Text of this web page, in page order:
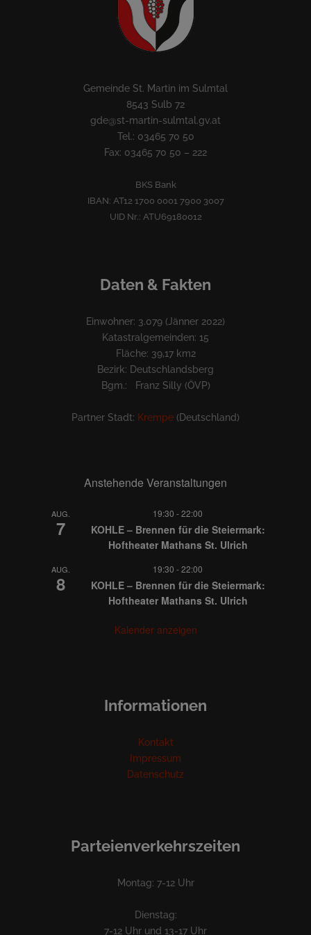
Gemeinde St. Martin im Sulmtal
8543 Sulb 72
gde@st-martin-sulmtal.gv.at
Tel.: 03465 70 50
Fax: 03465 70 50 – 222
BKS Bank
IBAN: AT12 1700 0001 7900 3007
UID Nr.: ATU69180012
Daten & Fakten
Einwohner: 3.079 (Jänner 2022)
Katastralgemeinden: 15
Fläche: 39,17 km2
Bezirk: Deutschlandsberg
Bgm.: Franz Silly (ÖVP)
Partner Stadt: Krempe (Deutschland)
Anstehende Veranstaltungen
AUG.
7
19:30 -22:00
KOHLE – Brennen für die Steiermark:
Hoftheater Mathans St. Ulrich
AUG.
8
19:30 -22:00
KOHLE – Brennen für die Steiermark:
Hoftheater Mathans St. Ulrich
Kalender anzeigen
Informationen
Kontakt
Impressum
Datenschutz
Parteienverkehrszeiten
Montag: 7-12 Uhr
Dienstag:
7-12 Uhr und 13-17 Uhr